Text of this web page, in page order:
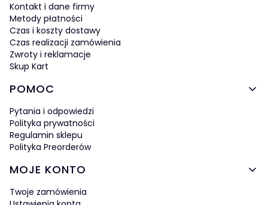
Kontakt i dane firmy
Metody płatności
Czas i koszty dostawy
Czas realizacji zamówienia
Zwroty i reklamacje
Skup Kart
POMOC
Pytania i odpowiedzi
Polityka prywatności
Regulamin sklepu
Polityka Preorderów
MOJE KONTO
Twoje zamówienia